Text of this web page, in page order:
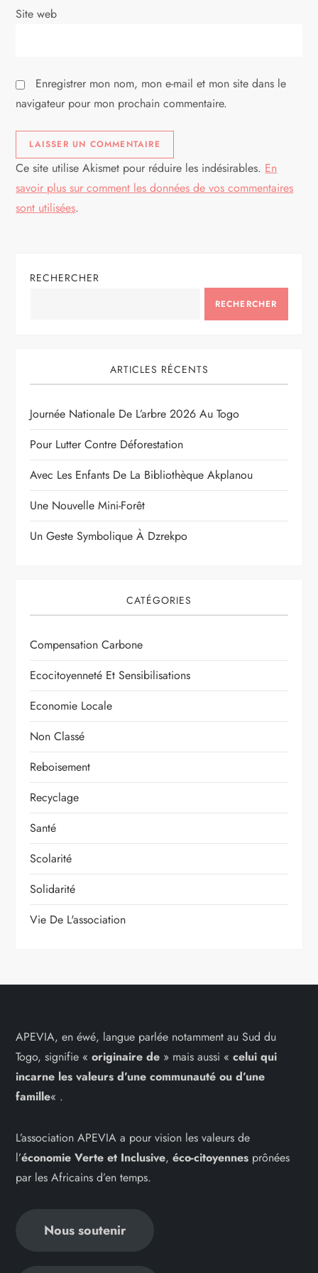
t
c
l
e
Site web
Enregistrer mon nom, mon e-mail et mon site dans le
navigateur pour mon prochain commentaire.
Ce site utilise Akismet pour réduire les indésirables. En
savoir plus sur comment les données de vos commentaires
sont utilisées.
RECHERCHER
RECHERCHER
ARTICLES RÉCENTS
Journée Nationale De L’arbre 2026 Au Togo
Pour Lutter Contre Déforestation
Avec Les Enfants De La Bibliothèque Akplanou
Une Nouvelle Mini-Forêt
Un Geste Symbolique À Dzrekpo
CATÉGORIES
Compensation Carbone
Ecocitoyenneté Et Sensibilisations
Economie Locale
Non Classé
Reboisement
Recyclage
Santé
Scolarité
Solidarité
Vie De L'association
APEVIA, en éwé, langue parlée notamment au Sud du
Togo, signifie «originaire de » mais aussi «celui qui
incarne les valeurs d’une communauté ou d’une
famille« .
L’association APEVIA a pour vision les valeurs de
l’économie Verte et Inclusive,éco-citoyennes prônées
par les Africains d’en temps.
Nous soutenir